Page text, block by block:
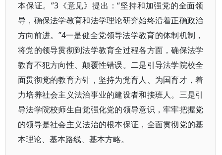
本保证。”3《意见》提出：“坚持和加强党的全面领
导，确保法学教育和法学理论研究始终沿着正确政治
方向前进。”4一是健全党领导法学教育的体制机制，
将党的领导贯彻到法学教育全过程各方面，确保法学
教育不犯方向性、颠覆性错误。二是引导法学院校全
面贯彻党的教育方针，坚持为党育人、为国育才，着
力培养社会主义法治事业的建设者和接班人。三是引
导法学院校师生自觉强化党的领导意识，牢牢把握党
的领导是社会主义法治的根本保证，全面贯彻党的基
本理论、基本路线、基本方略。